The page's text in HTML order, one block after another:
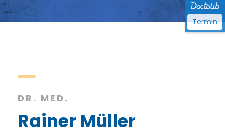
DR. MED.
Rainer Müller
Termin